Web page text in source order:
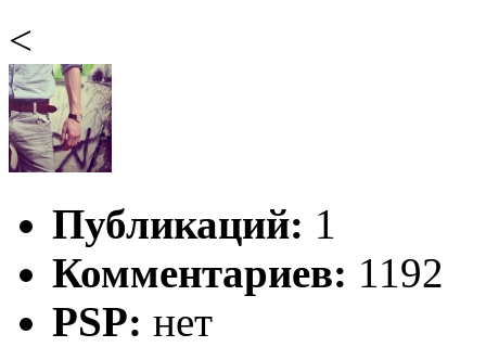
<
Публикаций: 1
Комментариев: 1192
PSP: нет